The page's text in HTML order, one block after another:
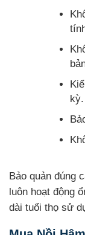
kỳ.
Bảo quản đúng
luôn hoạt động
dài tuổi thọ sử